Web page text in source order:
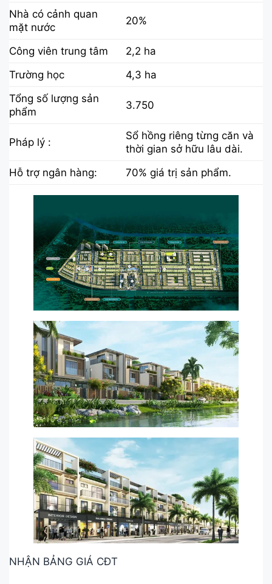
Nhà có cảnh quan
mặt nước
20%
Công viên trung tâm
2,2 ha
Trường học
4,3 ha
Tổng số lượng sản
phẩm
3.750
Pháp lý :
Sổ hồng riêng từng căn và
thời gian sở hữu lâu dài.
Hỗ trợ ngân hàng:
70% giá trị sản phẩm.
NHẬN BẢNG GIÁ CĐT